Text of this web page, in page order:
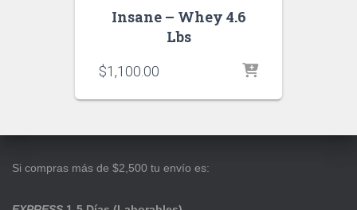
Insane – Whey 4.6
Lbs
$1,100.00
Si compras más de $2,500 tu envío es: